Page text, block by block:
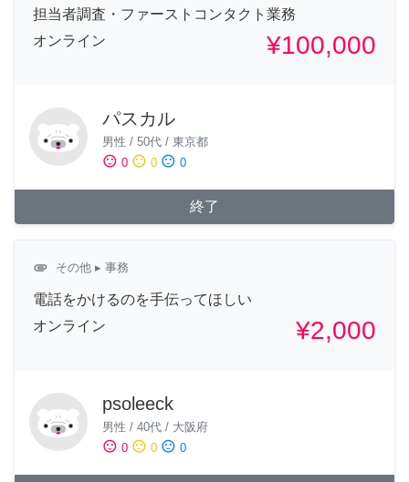
担当者調査・ファーストコンタクト業務
オンライン
¥100,000
パスカル
男性 / 50代 / 東京都
sentiment_satisfied 0 sentiment_neutral 0 sentiment_dissatisfied 0
終了
attachment その他 ▸ 事務
電話をかけるのを手伝ってほしい
オンライン
¥2,000
psoleeck
男性 / 40代 / 大阪府
sentiment_satisfied 0 sentiment_neutral 0 sentiment_dissatisfied 0